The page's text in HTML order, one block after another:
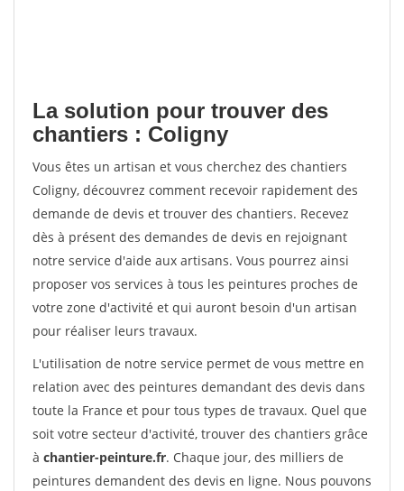
La solution pour trouver des
chantiers : Coligny
Vous êtes un artisan et vous cherchez des chantiers
Coligny, découvrez comment recevoir rapidement des
demande de devis et trouver des chantiers. Recevez
dès à présent des demandes de devis en rejoignant
notre service d'aide aux artisans. Vous pourrez ainsi
proposer vos services à tous les peintures proches de
votre zone d'activité et qui auront besoin d'un artisan
pour réaliser leurs travaux.
L'utilisation de notre service permet de vous mettre en
relation avec des peintures demandant des devis dans
toute la France et pour tous types de travaux. Quel que
soit votre secteur d'activité, trouver des chantiers grâce
à chantier-peinture.fr. Chaque jour, des milliers de
peintures demandent des devis en ligne. Nous pouvons